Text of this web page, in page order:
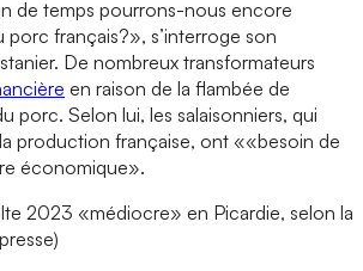
de temps pourrons-nous encore
porc français?», s’interroge son
De nombreux transformateurs
en raison de la flambée de
porc. Selon lui, les salaisonniers, qui
production française, ont ««besoin de
économique».
2023 «médiocre» en Picardie, selon la